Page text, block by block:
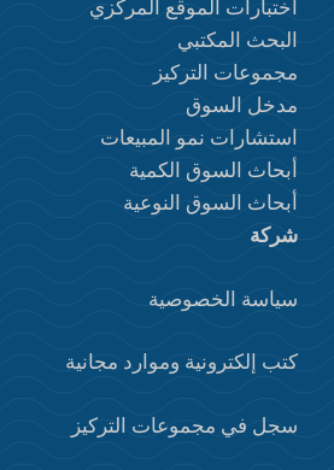
اختبارات الموقع المركزي
البحث المكتبي
مجموعات التركيز
مدخل السوق
استشارات نمو المبيعات
أبحاث السوق الكمية
أبحاث السوق النوعية
شركة
سياسة الخصوصية
كتب إلكترونية وموارد مجانية
سجل في مجموعات التركيز